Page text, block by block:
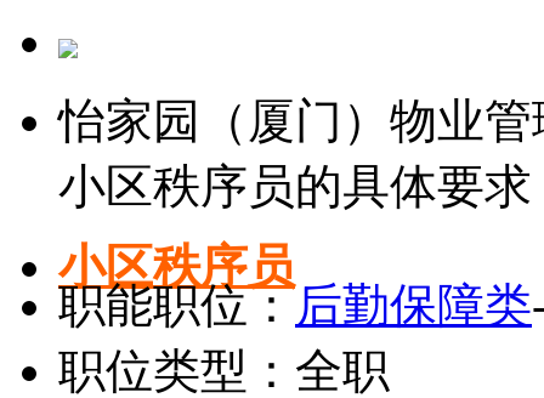
怡家园（厦门）物业
小区秩序员的具体要求
小区秩序员
职能职位：后勤保障类
职位类型：全职